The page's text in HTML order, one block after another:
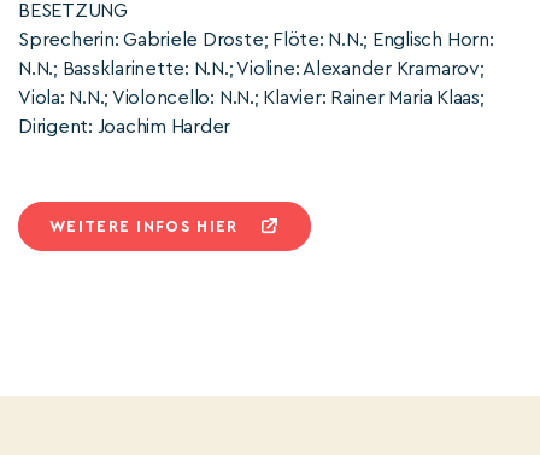
BESETZUNG
Sprecherin: Gabriele Droste; Flöte: N.N.; Englisch Horn:
N.N.; Bassklarinette: N.N.; Violine: Alexander Kramarov;
Viola: N.N.; Violoncello: N.N.; Klavier: Rainer Maria Klaas;
Dirigent: Joachim Harder
WEITERE INFOS HIER